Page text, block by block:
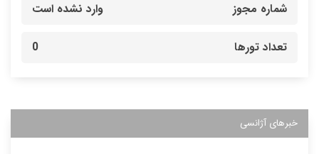
شماره مجوز وارد نشده است
تعداد تورها 0
خبرهای آژانسی